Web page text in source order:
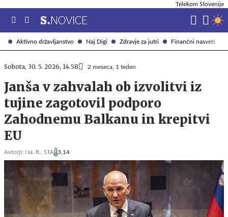
Aktivno državljanstvo Naj Digi Zdravje za jutri Finančni nasveti
Telekom Slovenije
Sobota, 30. 5. 2026, 14.58 2 meseca, 1 teden
Janša v zahvalah ob izvolitvi iz
tujine zagotovil podporo
Zahodnemu Balkanu in krepitvi
EU
Avtorji: Na. R., STA 3,14